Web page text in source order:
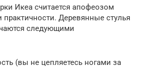
Икеа считается апофеозом
Деревянные стулья
следующими
(вы не цепляетесь ногами за